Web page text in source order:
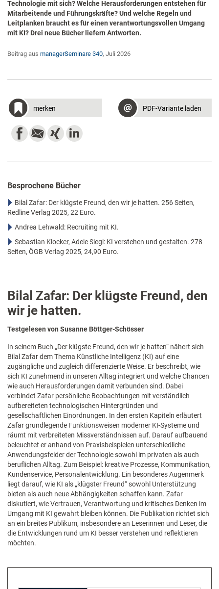
Technologie mit sich? Welche Herausforderungen entstehen für
Mitarbeitende und Führungskräfte? Und welche Regeln und
Leitplanken braucht es für einen verantwortungsvollen Umgang
mit KI? Drei neue Bücher liefern Antworten.
Beitrag aus managerSeminare 340, Juli 2026
merken PDF-Variante laden
Besprochene Bücher
Bilal Zafar: Der klügste Freund, den wir je hatten. 256 Seiten,
Redline Verlag 2025, 22 Euro.
Andrea Lehwald: Recruiting mit KI.
Sebastian Klocker, Adele Siegl: KI verstehen und gestalten. 278
Seiten, ÖGB Verlag 2025, 24,90 Euro.
Bilal Zafar: Der klügste Freund, den
wir je hatten.
Testgelesen von Susanne Böttger-Schösser
In seinem Buch „Der klügste Freund, den wir je hatten“ nähert sich
Bilal Zafar dem Thema Künstliche Intelligenz (KI) auf eine
zugängliche und zugleich differenzierte Weise. Er beschreibt, wie
sich KI zunehmend in unseren Alltag integriert und welche Chancen
wie auch Herausforderungen damit verbunden sind. Dabei
verbindet Zafar persönliche Beobachtungen mit verständlich
aufbereiteten technologischen Hintergründen und
gesellschaftlichen Einordnungen. In den ersten Kapiteln erläutert
Zafar grundlegende Funktionsweisen moderner KI-Systeme und
räumt mit verbreiteten Missverständnissen auf. Darauf aufbauend
beleuchtet er anhand von Praxisbeispielen unterschiedliche
Anwendungsfelder der Technologie sowohl im privaten als auch
beruflichen Alltag. Zum Beispiel: kreative Prozesse, Kommunikation,
Kundenservice, Personalentwicklung. Ein besonderes Augenmerk
liegt darauf, wie KI als „klügster Freund“ sowohl Unterstützung
bieten als auch neue Abhängigkeiten schaffen kann. Zafar
diskutiert, wie Vertrauen, Verantwortung und kritisches Denken im
Umgang mit KI gewahrt bleiben können. Die Publikation richtet sich
an ein breites Publikum, insbesondere an Leserinnen und Leser, die
die Entwicklungen rund um KI besser verstehen und reflektieren
möchten.